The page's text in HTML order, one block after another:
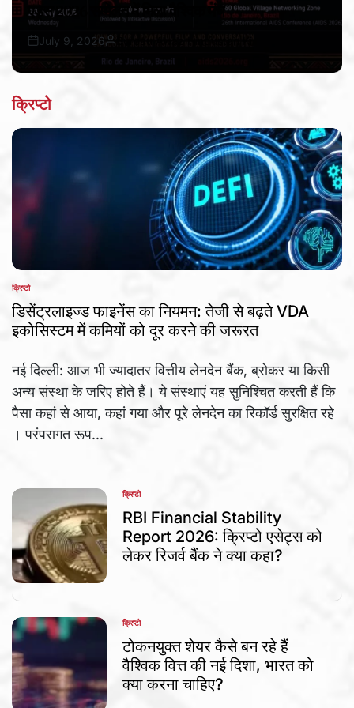
एड्स 2026 सम्मेलन में मिला वैश्विक मंच
Post
July 9, 2026
By:
क्रिप्टो
POSTED
IN
क्रिप्टो
डिसेंट्रलाइज्ड फाइनेंस का नियमन: तेजी से बढ़ते VDA
इकोसिस्टम में कमियों को दूर करने की जरूरत
नई दिल्ली: आज भी ज्यादातर वित्तीय लेनदेन बैंक, ब्रोकर या किसी
अन्य संस्था के जरिए होते हैं। ये संस्थाएं यह सुनिश्चित करती हैं कि
पैसा कहां से आया, कहां गया और पूरे लेनदेन का रिकॉर्ड सुरक्षित रहे
। परंपरागत रूप...
POSTED
IN
क्रिप्टो
RBI Financial Stability
Report 2026: क्रिप्टो एसेट्स को
लेकर रिजर्व बैंक ने क्या कहा?
POSTED
IN
क्रिप्टो
टोकनयुक्त शेयर कैसे बन रहे हैं
वैश्विक वित्त की नई दिशा, भारत को
क्या करना चाहिए?